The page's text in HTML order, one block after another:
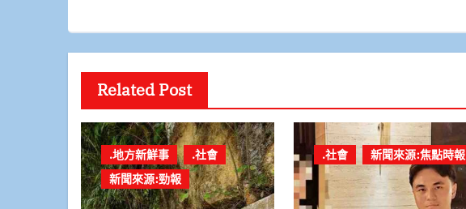
Related Post
.地方新鮮事
.社會
新聞來源:勁報
.社會 新聞來源:焦點時報